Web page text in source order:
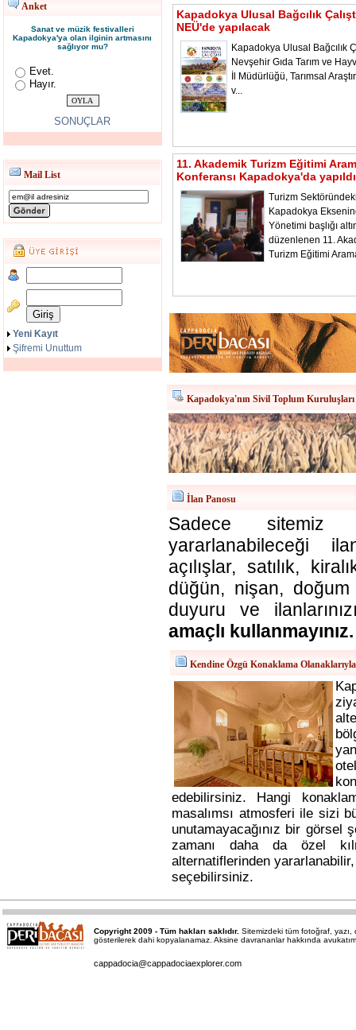
Anket
Sanat ve müzik festivalleri
Kapadokya'ya olan ilginin artmasını
sağlıyor mu?
Evet.
Hayır.
SONUÇLAR
Mail List
Yeni Kayıt
Şifremi Unuttum
Kapadokya Ulusal Bağcılık
NEÜ'de yapılacak
Kapadokya Ulusal Bağcılık
Nevşehir Gıda Tarım ve
İl Müdürlüğü, Tarımsal
v...
11. Akademik Turizm Eğitimi
Konferansı Kapadokya'da yapıldı
Turizm
Kapadokya
Yönetimi başlığı
düzenlenen 11.
Turizm Eğitimi
Kapadokya'nın Sivil Toplum Kuruluşları
İlan Panosu
Sadece sitemiz
yararlanabileceği
açılışlar, satılık,
düğün, nişan,
duyuru ve
amaçlı kullanmayınız.
Kendine Özgü Konaklama
edebilirsiniz. Hangi
masalımsı atmosferi ile sizi
unutamayacağınız bir görsel
zamanı daha da özel
alternatiflerinden
seçebilirsiniz.
Copyright 2009 - Tüm hakları saklıdır. Sitemizdeki tüm fotoğraf, yazı,
gösterilerek dahi kopyalanamaz. Aksine davrananlar hakkında
cappadocia@cappadociaexplorer.com